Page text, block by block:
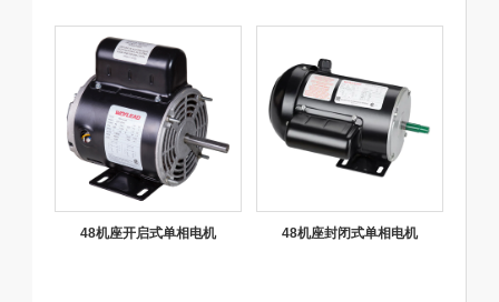
48机座开启式单相电机 48机座封闭式单相电机